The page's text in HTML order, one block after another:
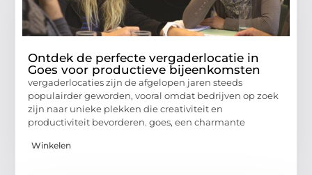
Ontdek de perfecte vergaderlocatie in
Goes voor productieve bijeenkomsten
vergaderlocaties zijn de afgelopen jaren steeds
populairder geworden, vooral omdat bedrijven op zoek
zijn naar unieke plekken die creativiteit en
productiviteit bevorderen. goes, een charmante
Winkelen